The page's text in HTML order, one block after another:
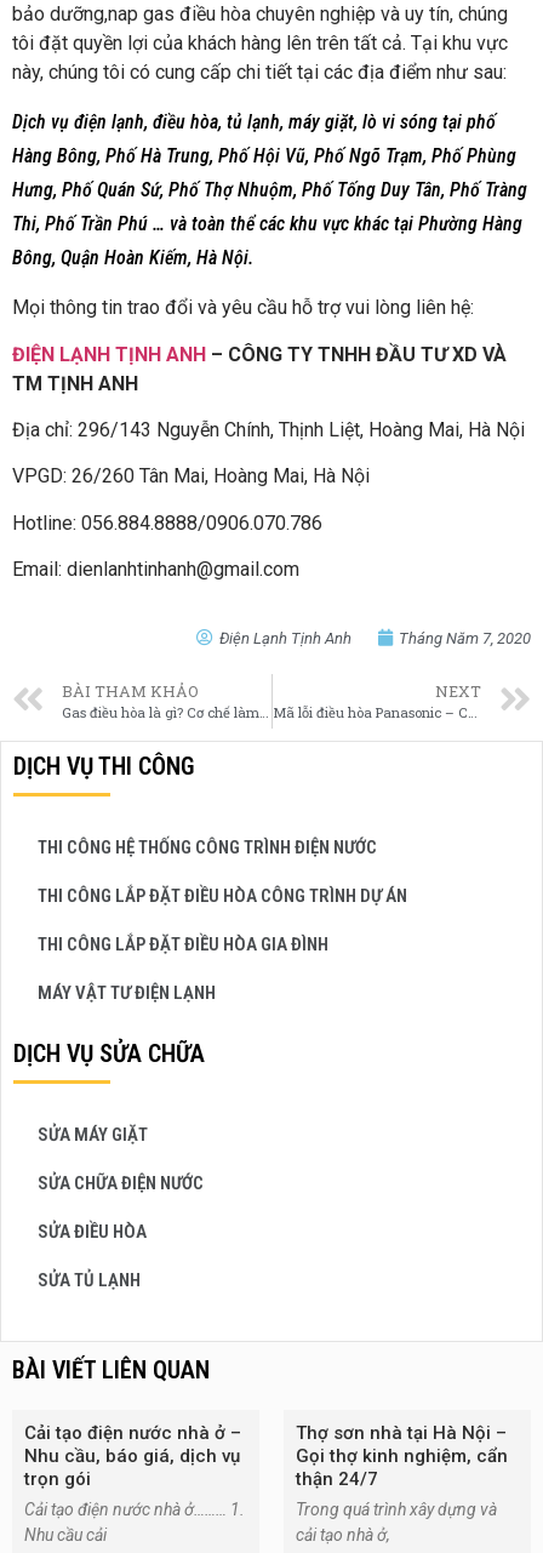
bảo dưỡng,nap gas điều hòa chuyên nghiệp và uy tín, chúng
tôi đặt quyền lợi của khách hàng lên trên tất cả. Tại khu vực
này, chúng tôi có cung cấp chi tiết tại các địa điểm như sau:
Dịch vụ điện lạnh, điều hòa, tủ lạnh, máy giặt, lò vi sóng tại phố
Hàng Bông, Phố Hà Trung, Phố Hội Vũ, Phố Ngõ Trạm, Phố Phùng
Hưng, Phố Quán Sứ, Phố Thợ Nhuộm, Phố Tống Duy Tân, Phố Tràng
Thi, Phố Trần Phú … và toàn thể các khu vực khác tại Phường Hàng
Bông, Quận Hoàn Kiếm, Hà Nội.
Mọi thông tin trao đổi và yêu cầu hỗ trợ vui lòng liên hệ:
ĐIỆN LẠNH TỊNH ANH – CÔNG TY TNHH ĐẦU TƯ XD VÀ
TM TỊNH ANH
Địa chỉ: 296/143 Nguyễn Chính, Thịnh Liệt, Hoàng Mai, Hà Nội
VPGD: 26/260 Tân Mai, Hoàng Mai, Hà Nội
Hotline: 056.884.8888/0906.070.786
Email: dienlanhtinhanh@gmail.com
Điện Lạnh Tịnh Anh Tháng Năm 7, 2020
BÀI THAM KHẢO NEXT
DỊCH VỤ THI CÔNG
THI CÔNG HỆ THỐNG CÔNG TRÌNH ĐIỆN NƯỚC
THI CÔNG LẮP ĐẶT ĐIỀU HÒA CÔNG TRÌNH DỰ ÁN
THI CÔNG LẮP ĐẶT ĐIỀU HÒA GIA ĐÌNH
MÁY VẬT TƯ ĐIỆN LẠNH
DỊCH VỤ SỬA CHỮA
SỬA MÁY GIẶT
SỬA CHỮA ĐIỆN NƯỚC
SỬA ĐIỀU HÒA
SỬA TỦ LẠNH
BÀI VIẾT LIÊN QUAN
Cải tạo điện nước nhà ở –
Nhu cầu, báo giá, dịch vụ
trọn gói
Cải tạo điện nước nhà ở……… 1.
Nhu cầu cải
Thợ sơn nhà tại Hà Nội –
Gọi thợ kinh nghiệm, cẩn
thận 24/7
Trong quá trình xây dựng và
cải tạo nhà ở,